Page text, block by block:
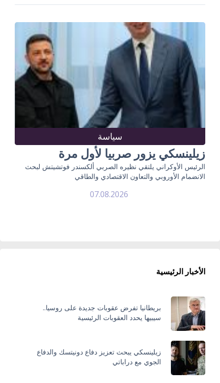
سياسة
زيلينسكي يزور صربيا لأول مرة
الرئيس الأوكراني يلتقي نظيره الصربي ألكسندر فوتشيتش لبحث
الانضمام الأوروبي والتعاون الاقتصادي والطاقي
07.08.2026
الأخبار الرئيسية
بريطانيا تفرض عقوبات جديدة على روسيا..
سيبيها يحدد العقوبات الرئيسية
زيلينسكي يبحث تعزيز دفاع دونيتسك والدفاع
الجوي مع دراباتي